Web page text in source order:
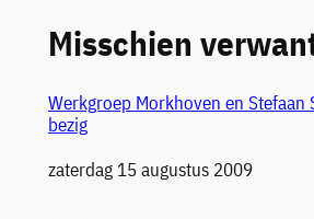
Misschien
Werkgroep Morkhoven en Stefaan
bezig
Datum
zaterdag 15 augustus 2009